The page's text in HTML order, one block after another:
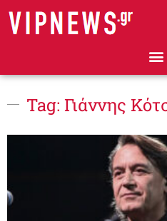
Tag: Γιάννης